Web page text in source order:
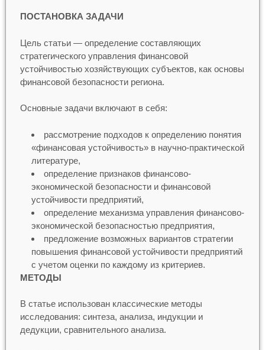
ПОСТАНОВКА ЗАДАЧИ
Цель статьи — определение составляющих
стратегического управления финансовой
устойчивостью хозяйствующих субъектов, как основы
финансовой безопасности региона.
Основные задачи включают в себя:
рассмотрение подходов к определению понятия
«финансовая устойчивость» в научно-практической
литературе,
определение признаков финансово-
экономической безопасности и финансовой
устойчивости предприятий,
определение механизма управления финансово-
экономической безопасностью предприятия,
предложение возможных вариантов стратегии
повышения финансовой устойчивости предприятий
с учетом оценки по каждому из критериев.
МЕТОДЫ
В статье использован классические методы
исследования: синтеза, анализа, индукции и
дедукции, сравнительного анализа.